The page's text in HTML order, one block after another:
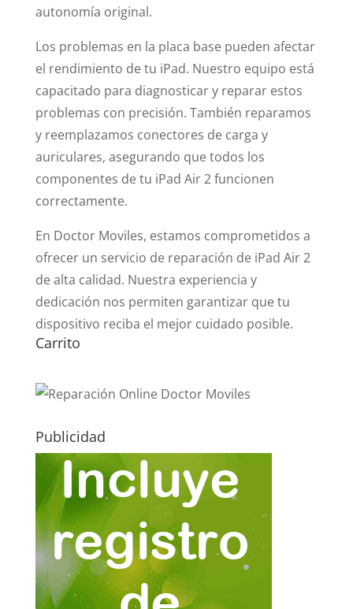
autonomía original.
Los problemas en la placa base pueden afectar
el rendimiento de tu iPad. Nuestro equipo está
capacitado para diagnosticar y reparar estos
problemas con precisión. También reparamos
y reemplazamos conectores de carga y
auriculares, asegurando que todos los
componentes de tu iPad Air 2 funcionen
correctamente.
En Doctor Moviles, estamos comprometidos a
ofrecer un servicio de reparación de iPad Air 2
de alta calidad. Nuestra experiencia y
dedicación nos permiten garantizar que tu
dispositivo reciba el mejor cuidado posible.
Carrito
Publicidad